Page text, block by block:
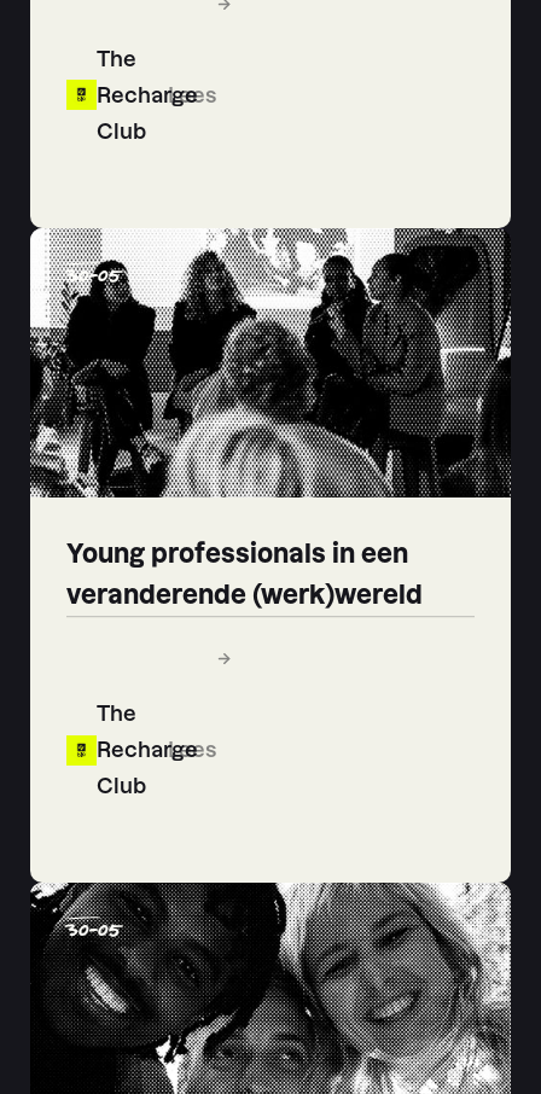
The
Recharge
Club
Lees
Young professionals in een
veranderende (werk)wereld
The
Recharge
Club
Lees
30-05
30-05